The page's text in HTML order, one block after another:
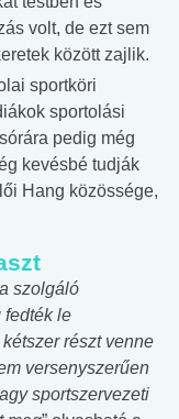
volt, de ezt sem
között zajlik.
sportköri
sportolási
pedig még
kevésbé tudják
Hang közössége,
szolgáló
fedték le
részt venne
versenyszerűen
sportszervezeti